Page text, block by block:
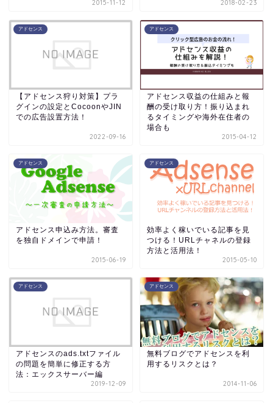
2015-11-12 2018-02-23
アドセンス
【アドセンス狩り対策】プラ
グインの設定とCocoonやJIN
での広告設置方法！
2022-09-16
アドセンス
アドセンス収益の仕組みと報
酬の受け取り方！振り込まれ
るタイミングや海外在住者の
場合も
2015-04-12
アドセンス
アドセンス申込み方法。審査
を独自ドメインで申請！
2015-06-19
アドセンス
効率よく稼いでいる記事を見
つける！URLチャネルの登録
方法と活用法！
2015-05-10
アドセンス
アドセンスのads.txtファイル
の問題を簡単に修正する方
法：エックスサーバー編
2019-12-09
アドセンス
無料ブログでアドセンスを利
用するリスクとは？
2014-11-06